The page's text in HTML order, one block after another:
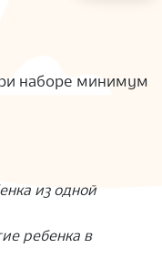
наборе минимум
из одной
ребенка в